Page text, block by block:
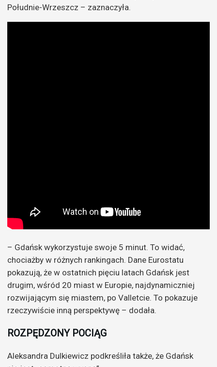
Południe-Wrzeszcz – zaznaczyła.
– Gdańsk wykorzystuje swoje 5 minut. To widać,
chociażby w różnych rankingach. Dane Eurostatu
pokazują, że w ostatnich pięciu latach Gdańsk jest
drugim, wśród 20 miast w Europie, najdynamiczniej
rozwijającym się miastem, po Valletcie. To pokazuje
rzeczywiście inną perspektywę – dodała.
ROZPĘDZONY POCIĄG
Aleksandra Dulkiewicz podkreśliła także, że Gdańsk